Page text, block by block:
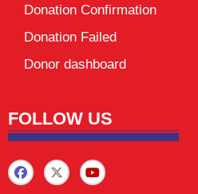
Donation Confirmation
Donation Failed
Donor dashboard
FOLLOW US